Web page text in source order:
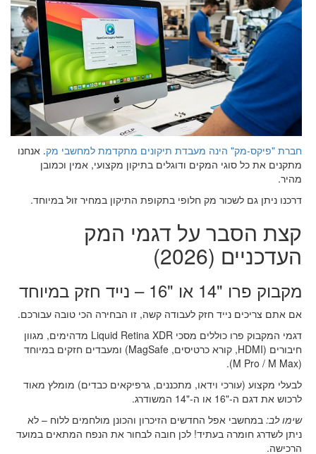
חברת "פיקס-מק" הינה מעבדת תיקונים מתקדמת למחשבי מק. אנחנו
מתקנים את כל סוגי המקים ודוגלים בתיקון מקצועי, אמין וכמובן
מהיר.
דרכנו ניתן גם לשכור מק חלופי בתקופת התיקון במחיר זול במיוחד.
קצת הסבר על דגמי המק
העדכניים (2026)
מקבוק פרו "14 או "16 – נייד חזק במיוחד
אם אתם צריכים נייד חזק לעבודה קשה, זו הבחירה הכי טובה עבורכם.
דגמי המקבוק פרו כוללים מסכי Liquid Retina XDR מדהימים, מגוון
חיבורים (HDMI, קורא כרטיסים, MagSafe) ומעבדים חזקים במיוחד
(M Pro / M Max).
לבעלי מקצוע (עורכי וידאו, מתכננים, גרפיקאים כבדים) מומלץ מאוד
לרכוש את דגם ה-"16 או ה-"14 המשודרג.
שימו לב: במחשבי אפל החדשים הזיכרון והכונן מולחמים ללוח – לא
ניתן לשדרג חומרה בעתיד! לכן חובה לבחור את הנפח המתאים במועד
הרכישה.